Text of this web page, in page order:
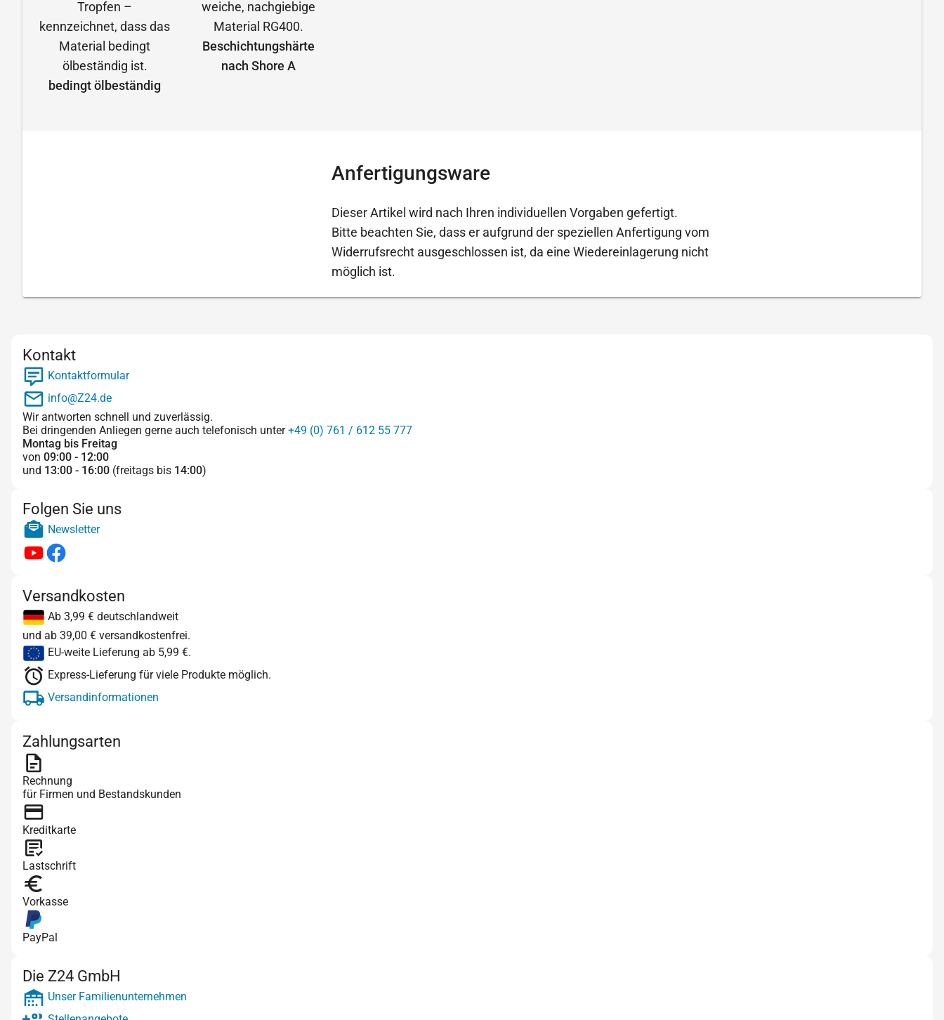
bedingt ölbeständig
Beschichtungshärte
nach Shore A
Anfertigungsware
Dieser Artikel wird nach Ihren individuellen Vorgaben gefertigt.
Bitte beachten Sie, dass er aufgrund der speziellen Anfertigung vom
Widerrufsrecht ausgeschlossen ist, da eine Wiedereinlagerung nicht
möglich ist.
Kontakt
Kontaktformular
info@Z24.de
Wir antworten schnell und zuverlässig.
Bei dringenden Anliegen gerne auch telefonisch unter+49 (0) 761 / 612 55 777
Montag bis Freitag
von 09:00 - 12:00
und 13:00 - 16:00 (freitags bis 14:00)
Folgen Sie uns
Newsletter
Versandkosten
Ab 3,99 € deutschlandweit
und ab 39,00 € versandkostenfrei.
EU-weite Lieferung ab 5,99 €.
Express-Lieferung für viele Produkte möglich.
Versandinformationen
Zahlungsarten
Rechnung
für Firmen und Bestandskunden
Kreditkarte
Lastschrift
Vorkasse
PayPal
Die Z24 GmbH
Unser Familienunternehmen